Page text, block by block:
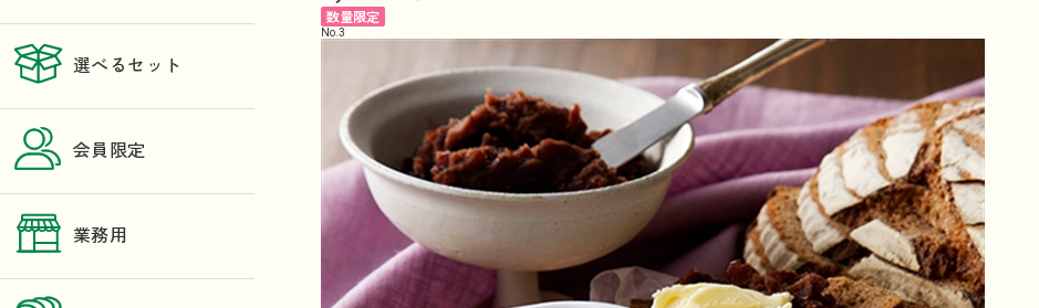
選べるセット
会員限定
業務用
数量限定
No.3